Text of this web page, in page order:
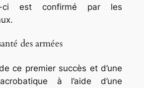
ci est confirmé par les
des armées
ce premier succès et d’une
à l’aide d’une